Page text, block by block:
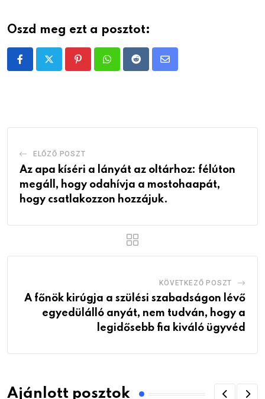
Oszd meg ezt a posztot:
PinterestWhatsappRedditShare
ELŐZŐ POSZT
Az apa kíséri a lányát az oltárhoz: félúton
megáll, hogy odahívja a mostohaapát,
hogy csatlakozzon hozzájuk.
KÖVETKEZŐ POSZT
A főnök kirúgja a szülési szabadságon lévő
egyedülálló anyát, nem tudván, hogy a
legidősebb fia kiváló ügyvéd
Ajánlott posztok